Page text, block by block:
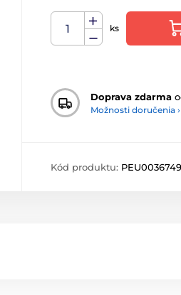
ks
Doprava zdarma
Možnosti doručenia ›
Kód produktu: